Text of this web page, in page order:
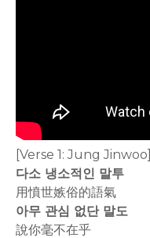
[Verse 1: Jung Jinwoo]
다소 냉소적인 말투
用憤世嫉俗的語氣
아무 관심 없단 말도
說你毫不在乎